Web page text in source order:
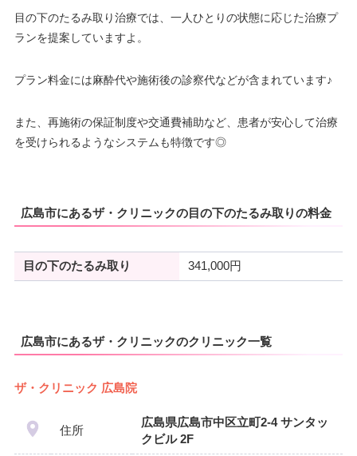
目の下のたるみ取り治療では、一人ひとりの状態に応じた治療プ
ランを提案していますよ。
プラン料金には麻酔代や施術後の診察代などが含まれています♪
また、再施術の保証制度や交通費補助など、患者が安心して治療
を受けられるようなシステムも特徴です◎
広島市にあるザ・クリニックの目の下のたるみ取りの料金
目の下のたるみ取り 341,000円
広島市にあるザ・クリニックのクリニック一覧
ザ・クリニック 広島院
住所
広島県広島市中区立町2-4 サンタッ
クビル 2F